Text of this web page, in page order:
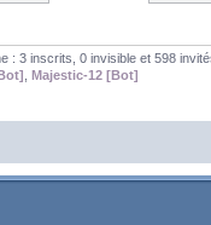
: 3 inscrits, 0 invisible et 598
Majestic-12 [Bot]